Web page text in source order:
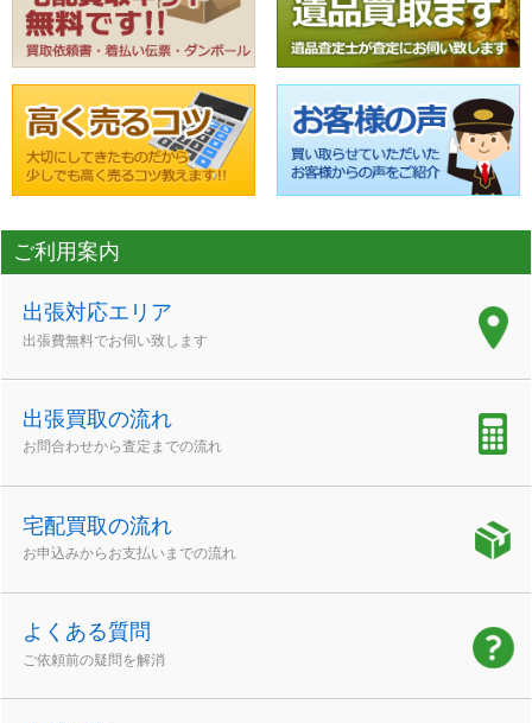
ご利用案内
出張対応エリア
出張費無料でお伺い致します
出張買取の流れ
お問合わせから査定までの流れ
宅配買取の流れ
お申込みからお支払いまでの流れ
よくある質問
ご依頼前の疑問を解消